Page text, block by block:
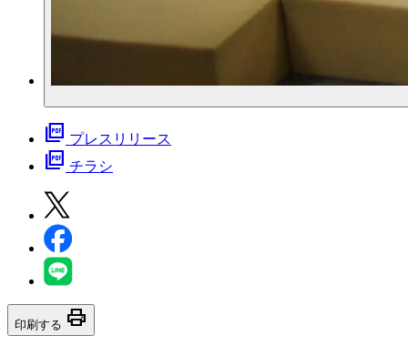
picture_as_pdf プレスリリース
picture_as_pdf チラシ
印刷する print